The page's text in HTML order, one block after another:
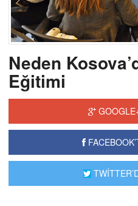
Neden
Eğitimi